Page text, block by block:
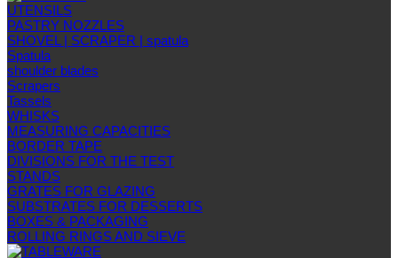
UTENSILS
PASTRY NOZZLES
SHOVEL | SCRAPER | spatula
Spatula
shoulder blades
Scrapers
Tassels
WHISKS
MEASURING CAPACITIES
BORDER TAPE
DIVISIONS FOR THE TEST
STANDS
GRATES FOR GLAZING
SUBSTRATES FOR DESSERTS
BOXES & PACKAGING
ROLLING RINGS AND SIEVE